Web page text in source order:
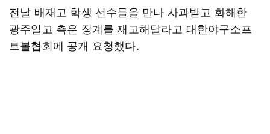
전날 배재고 학생 선수들을 만나 사과받고 화해한
광주일고 측은 징계를 재고해달라고 대한야구소프
트볼협회에 공개 요청했다.